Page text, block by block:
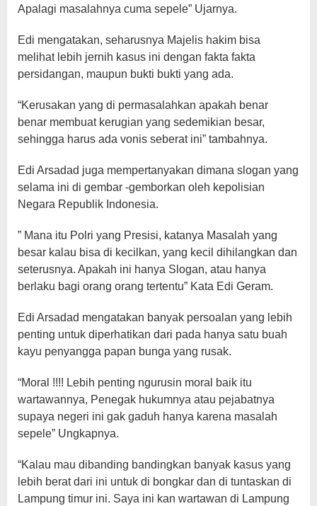
Apalagi masalahnya cuma sepele” Ujarnya.
Edi mengatakan, seharusnya Majelis hakim bisa
melihat lebih jernih kasus ini dengan fakta fakta
persidangan, maupun bukti bukti yang ada.
“Kerusakan yang di permasalahkan apakah benar
benar membuat kerugian yang sedemikian besar,
sehingga harus ada vonis seberat ini” tambahnya.
Edi Arsadad juga mempertanyakan dimana slogan yang
selama ini di gembar -gemborkan oleh kepolisian
Negara Republik Indonesia.
” Mana itu Polri yang Presisi, katanya Masalah yang
besar kalau bisa di kecilkan, yang kecil dihilangkan dan
seterusnya. Apakah ini hanya Slogan, atau hanya
berlaku bagi orang orang tertentu” Kata Edi Geram.
Edi Arsadad mengatakan banyak persoalan yang lebih
penting untuk diperhatikan dari pada hanya satu buah
kayu penyangga papan bunga yang rusak.
“Moral !!!! Lebih penting ngurusin moral baik itu
wartawannya, Penegak hukumnya atau pejabatnya
supaya negeri ini gak gaduh hanya karena masalah
sepele” Ungkapnya.
“Kalau mau dibanding bandingkan banyak kasus yang
lebih berat dari ini untuk di bongkar dan di tuntaskan di
Lampung timur ini. Saya ini kan wartawan di Lampung